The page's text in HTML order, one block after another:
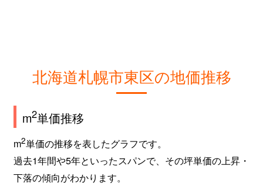
北海道札幌市東区の地価推移
m2単価推移
m2単価の推移を表したグラフです。
過去1年間や5年といったスパンで、その坪単価の上昇・
下落の傾向がわかります。